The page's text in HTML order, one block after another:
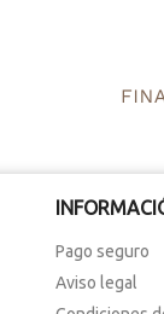
Pago seguro
Aviso legal